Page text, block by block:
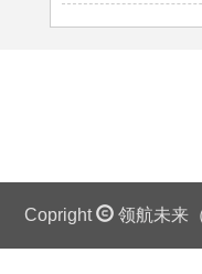
Copright 领航未来